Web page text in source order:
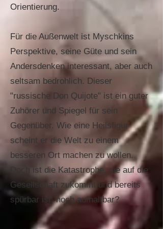
Orientierung.
Für die Außenwelt ist Myschkins
Perspektive, seine Güte und sein
Andersdenken interessant, aber auch
seltsam bedrohlich. Dieser
"russische Don Quijote" ist ein guter
Zuhörer und Spiegel für sein
Gegenüber. Wie eine Heilsfigur
scheint er die Welt zu einem
besseren Ort machen zu wollen.
Doch ist die Katastrophe, die auf die
Gesellschaft zukommt und bereits
spürbar ist, noch aufhaltbar?